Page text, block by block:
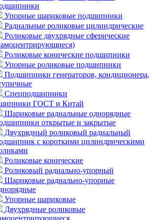
Упорные шариковые подшипники
Радиальные роликовые цилиндрические
Роликовые двухрядные сферические
Роликовые конические подшипники
Упорные роликовые подшипники
Подшипники генераторов, кондиционера,
Спецподшипники
ГОСТ и Китай
Шариковые радиальные однорядные
открытые и закрытые
Двухрядный роликовый радиальный
с короткими цилиндрическими
Роликовые конические
Роликовый радиально-упорный
Шариковые радиально-упорные
Упорные шариковые
Двухрядные роликовые